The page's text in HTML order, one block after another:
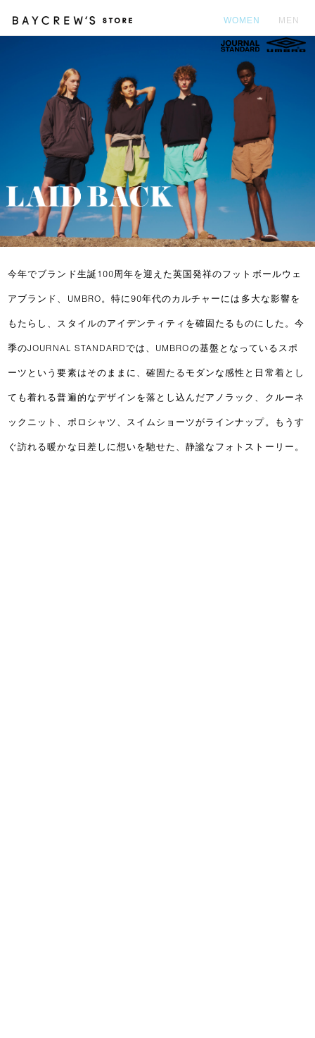
WOMEN MEN
今年でブランド生誕100周年を迎えた英国発祥のフットボールウェ
アブランド、UMBRO。特に90年代のカルチャーには多大な影響を
もたらし、スタイルのアイデンティティを確固たるものにした。今
季のJOURNAL STANDARDでは、UMBROの基盤となっているスポ
ーツという要素はそのままに、確固たるモダンな感性と日常着とし
ても着れる普遍的なデザインを落とし込んだアノラック、クルーネ
ックニット、ポロシャツ、スイムショーツがラインナップ。もうす
ぐ訪れる暖かな日差しに想いを馳せた、静謐なフォトストーリー。